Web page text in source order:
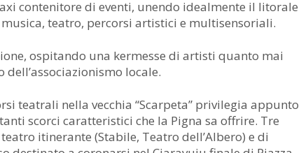
contenitore di eventi, unendo idealmente il litorale
teatro, percorsi artistici e multisensoriali.
ospitando una kermesse di artisti quanto mai
dell’associazionismo locale.
teatrali nella vecchia “Scarpeta” privilegia appunto
scorci caratteristici che la Pigna sa offrire. Tre
itinerante (Stabile, Teatro dell’Albero) e di